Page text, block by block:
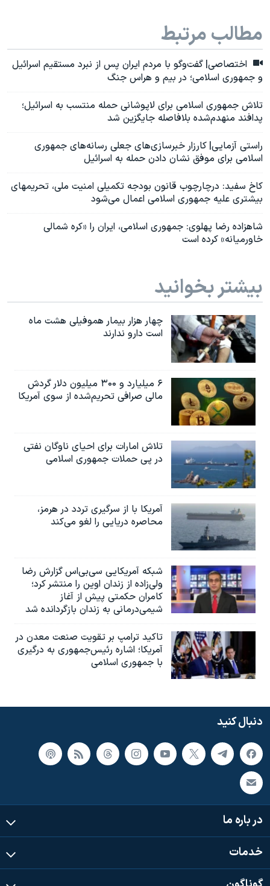
مطالب مرتبط
اختصاصی| گفت‌وگو با مردم ایران پس از نبرد مستقیم اسرائیل
و جمهوری اسلامی؛ در بیم و هراس جنگ
تلاش جمهوری اسلامی برای لاپوشانی حمله منتسب به اسرائیل؛
پدافند منهدم‌شده بلافاصله جایگزین شد
راستی آزمایی| کارزار خبرسازی‌های جعلی رسانه‌های جمهوری
اسلامی برای موفق نشان دادن حمله به اسرائیل
کاخ سفید: درچارچوب قانون بودجه تکمیلی امنیت ملی، تحریمهای
بیشتری علیه جمهوری اسلامی اعمال می‌شود
شاهزاده رضا پهلوی: جمهوری اسلامی، ایران را «کره شمالی
خاورمیانه» کرده است
بیشتر بخوانید
چهار هزار بیمار هموفیلی هشت ماه
است دارو ندارند
۶ میلیارد و ۳۰۰ میلیون دلار گردش
مالی صرافی تحریم‌شده از سوی آمریکا
تلاش امارات برای احیای ناوگان نفتی
در پی حملات جمهوری اسلامی
آمریکا با از سرگیری تردد در هرمز،
محاصره دریایی را لغو می‌کند
شبکه آمریکایی سی‌بی‌‌اس گزارش رضا
ولی‌زاده از زندان اوین را منتشر کرد؛
کامران حکمتی پیش از آغاز
شیمی‌درمانی به زندان بازگردانده شد
تاکید ترامپ بر تقویت صنعت معدن در
آمریکا؛ اشاره رئیس‌جمهوری به درگیری
با جمهوری اسلامی
دنبال کنید
در باره ما
خدمات